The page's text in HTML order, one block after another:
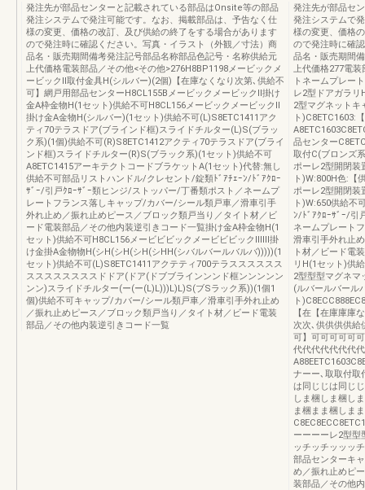
発注先が部品センターと記載されている部品はOnsite等の部品
発注システムで発注可能です。なお、掲載部品は、予告なく仕
様の変更、価格の改訂、及び供給の終了をする場合があります
ので発注時に確認ください。写真・イラスト（外観／寸法）商
品名・販売期間備考発注記号部品名称部品色記号・名称供給元
上代価格電装部品／その他<その他>276H8BP1198メービックメ
ービックⅡ取付金具H(シルバー)(2個)【在庫なくなり次第､供給不
可】網戸用部品センターH8CL155BメービックメービックⅡ掛け
金A枠金物H(1セット)供給不可H8CL156メービックメービックⅡ
掛け金A金物H(シルバー)(1セット)供給不可(L)S8ETC1411アク
ティ70テラスドア(ブラインド框)スライドチルター(L)S(ブラッ
ク系)(1個)供給不可(R)S8ETC1412アクティ70テラスドア(ブライ
ンド框)スライドチルター(R)S(ブラック系)(1セット)供給不可
A8ETC1415アーキテクトコードブラケットA(1セット)代替:無し
供給不可部品リストハンドル/クレセント/錠類ﾄﾞｱﾁｪｰﾝ/ﾄﾞｱｸﾛｰ
ｻﾞｰ/引戸ｸﾛｰｻﾞｰ類ヒンジ/ストッパー/丁番類ポスト／ネームプ
レートフランス落しキャップ/カバー/シール類戸車／滑車引手
外れ止め／振れ止めピース／ブロック類戸当り／タイト材／ビ
ード電装部品／その他内装逆引きコード一覧掛け金A枠金物H(1
セット)供給不可H8CL156メービビビックメービビビックⅡⅡⅡ掛
け金掛A金物物H(シH(シH(シH(シHH(シバルバールバルバ)))))(1
セット)供給不可(L)S8ETC1411アクテティ700テラスススススス
ススススススススドドア(ドア(ドブブラインンンド框ンンンンン
ンン)スライドチルター(ー(ー(L)L)))L)L)S(ブSラック系))(1個1
個)供給不可キャップ/カバー/シール類戸車／滑車引手外れ止め
／振れ止めピース／ブロック類戸当り／タイト材／ビード電装
部品／その他内装逆引きコード一覧
発注先が部品セ
発注システムで
様の変更、価格
ので発注時に確
品名・販売期間
上代価格277電装
トネームプレー
レ2型ドアガラリ
2型マグネットキ
ト)C8ETC1603:
品センター
取付C(ブロンズ
ポーレ2型開閉装
ト)W:800H色:【
ポーレ2型開閉装
ト)W:650供給不
ﾝ/ﾄﾞｱｸﾛｰｻﾞｰ/引
ネームプレート
滑車引手外れ止
ト材／ビード電
リH(1セット)供
2型型型マグネマ
(ルバールバール
ト
【在【在庫庫庫
次次､供供供供給
可】可可可可可
代代代代代代代
ナーー､取取付取
は同じじは同じ
しま梱しま梱し
ま梱まま梱しま
ーーーーレ2型型
ッチッチッッッ
部品センターキ
め／振れ止めピ
装部品／その他